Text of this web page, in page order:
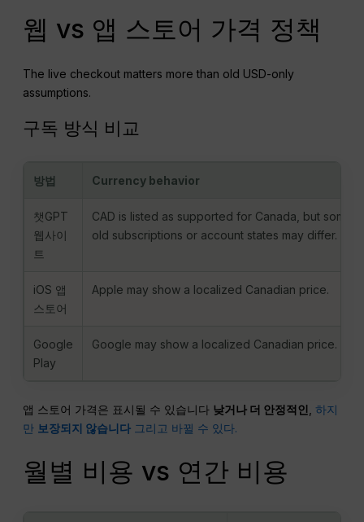
웹 vs 앱 스토어 가격 정책
The live checkout matters more than old USD-only
assumptions.
구독 방식 비교
방법 Currency behavior
챗GPT
웹사이
트
CAD is listed as supported for Canada, but some
old subscriptions or account states may differ.
iOS 앱
스토어
Apple may show a localized Canadian price.
Google
Play
Google may show a localized Canadian price.
앱 스토어 가격은 표시될 수 있습니다 낮거나 더 안정적인 ,하지
만 보장되지 않습니다 그리고 바뀔 수 있다.
월별 비용 vs 연간 비용